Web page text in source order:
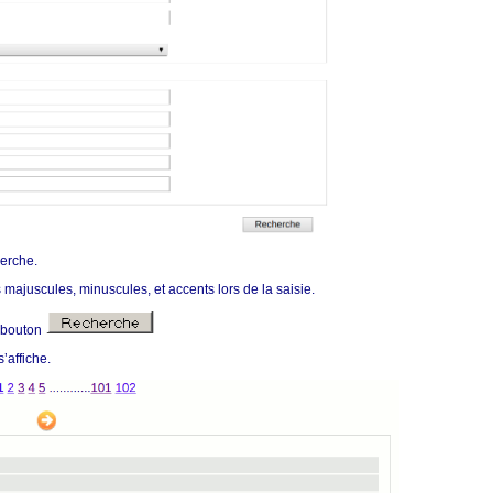
minuscules, et accents lors de la saisie.